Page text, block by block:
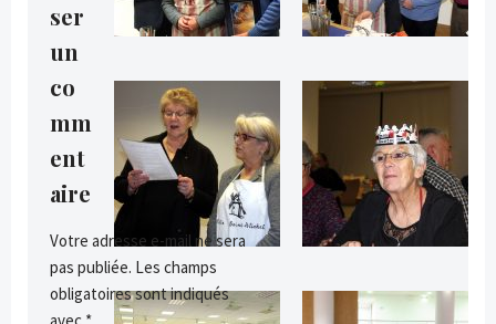
ser
un
co
mm
ent
aire
Votre adresse e-mail ne sera
pas publiée. Les champs
obligatoires sont indiqués